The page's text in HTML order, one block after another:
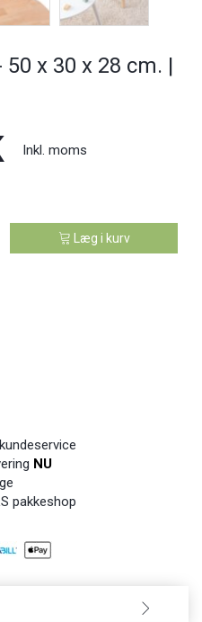
x 30 x 28 cm. |
Inkl. moms
Læg i kurv
NU
pakkeshop